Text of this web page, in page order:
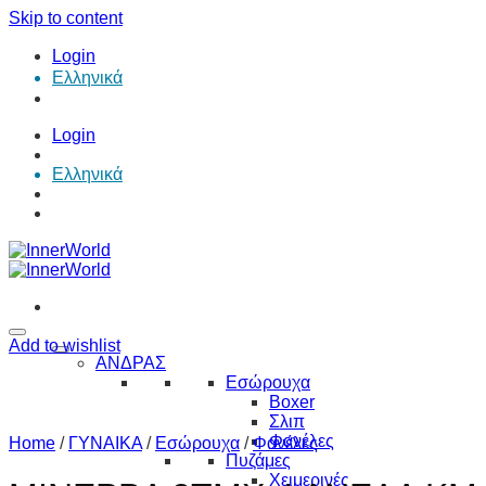
Skip to content
Login
Ελληνικά
Login
Ελληνικά
ΑΝΔΡΑΣ
Εσώρουχα
Boxer
Σλιπ
Φανέλες
Πυζάμες
Χειμερινές
Add to wishlist
Home / ΓΥΝΑΙΚΑ / Εσώρουχα / Φανέλες